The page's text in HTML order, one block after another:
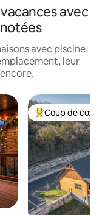
avec
avec piscine
leur
Coups de cœur
Coup de cœur